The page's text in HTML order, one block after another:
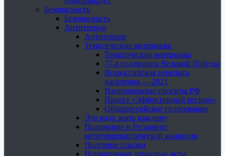
Безопасность
Безопасность
Антитеррор
Антитеррор
Тематические материалы
Тематические материалы
77-я годовщина Великой Победы
Всероссийская перепись
населения — 2021
Национальные проекты РФ
Проект «Эффективный регион»
Общероссийское голосование
Это надо знать каждому
Положение и Регламент
антитеррористической комиссии
Полезные ссылки
Нормативные правовые акты